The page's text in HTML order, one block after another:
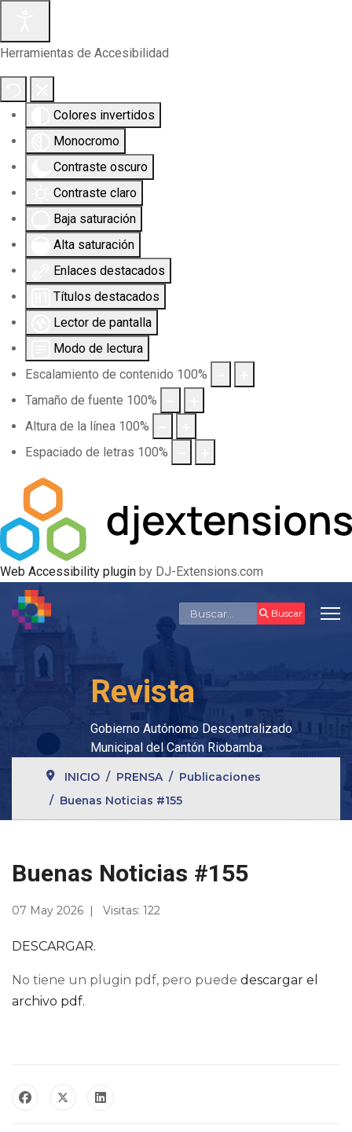
Herramientas de Accesibilidad
Colores invertidos
Monocromo
Contraste oscuro
Contraste claro
Baja saturación
Alta saturación
Enlaces destacados
Títulos destacados
Lector de pantalla
Modo de lectura
Escalamiento de contenido 100%
Tamaño de fuente 100%
Altura de la línea 100%
Espaciado de letras 100%
Web Accessibility plugin by DJ-Extensions.com
Buscar Buscar
Revista
Gobierno Autónomo Descentralizado
Municipal del Cantón Riobamba
INICIO PRENSA
Publicaciones
Buenas Noticias #155
Buenas Noticias #155
07 May 2026 Visitas: 122
DESCARGAR.
No tiene un plugin pdf, pero puede descargar el
archivo pdf.